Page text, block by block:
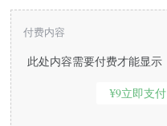
此处内容需要付费才能显示
¥9立即支付
付费内容